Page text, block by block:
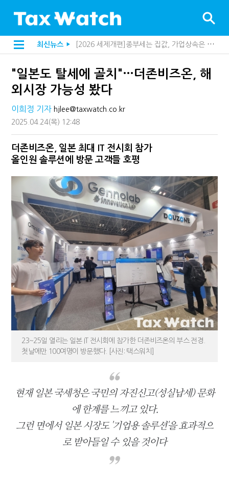
최신뉴스 ▶
[2026 세제개편]종부세는 집값, 가업상속은 기술…납세자가 꼭 볼 5가지
해외 안 갔는데 긁힌 신용카드…관세청이 몇분 만에 찾아낸 비결은?
내 지분만 봤다간 낭패…주식 양도세 추징 부른 '3가지 실수'
배달라이더 원천징수 세금 인하…환급 플랫폼 수익성 악화될까
상속·증여세 조사, 이제 코인거래소까지 샅샅이 본다
고액자산가 더 옥죈다…해외신탁 미신고 제보에 포상금
반도체·AI로봇 국내 생산땐 세금 깎아준다
강남이 좋다는 건 옛말…강서세무서장이 더 낫다?
[2026 세제개편]"상속 닥치면 늦다"…가업승계 성패, 시간에 달렸다
"일본도 탈세에 골치"…더존비즈온, 해
외시장 가능성 봤다
이희정 기자 hjlee@taxwatch.co.kr
2025.04.24(목) 12:48
더존비즈온, 일본 최대 IT 전시회 참가
올인원 솔루션에 방문 고객들 호평
23~25일 열리는 일본 IT 전시회에 참가한 더존비즈온의 부스 전경.
첫날에만 100여명이 방문했다. [사진: 택스워치]
현재 일본 국세청은 국민의 자진신고(성실납세) 문화
에 한계를 느끼고 있다.
그런 면에서 일본 시장도 '기업용 솔루션'을 효과적으
로 받아들일 수 있을 것이다